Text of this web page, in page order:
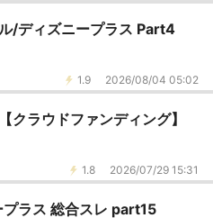
/ディズニープラス Part4
1.9 2026/08/04 05:02
クラウドファンディング】
1.8 2026/07/29 15:31
ラス 総合スレ part15